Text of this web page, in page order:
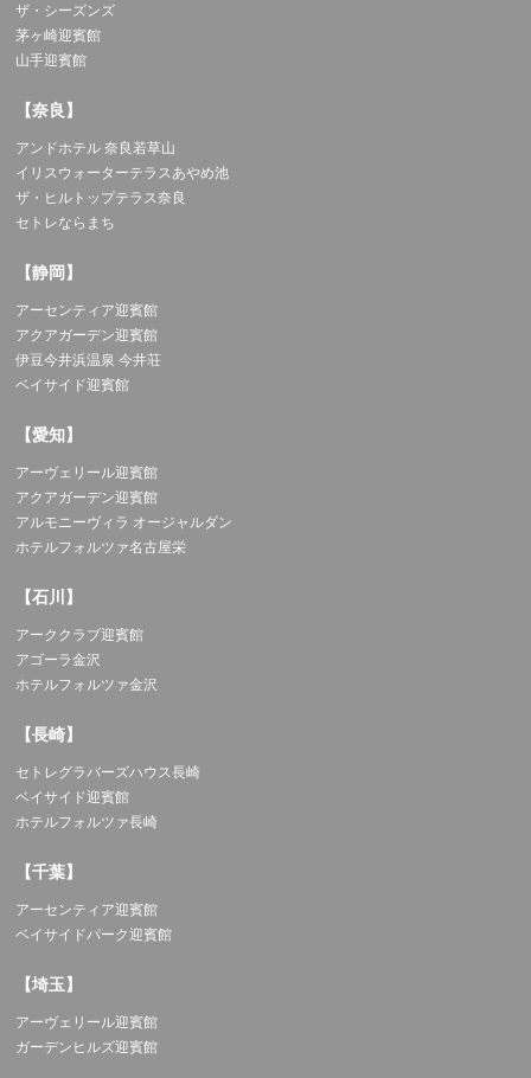
ザ・シーズンズ
茅ヶ崎迎賓館
山手迎賓館
【奈良】
アンドホテル 奈良若草山
イリスウォーターテラスあやめ池
ザ・ヒルトップテラス奈良
セトレならまち
【静岡】
アーセンティア迎賓館
アクアガーデン迎賓館
伊豆今井浜温泉 今井荘
ベイサイド迎賓館
【愛知】
アーヴェリール迎賓館
アクアガーデン迎賓館
アルモニーヴィラ オージャルダン
ホテルフォルツァ名古屋栄
【石川】
アーククラブ迎賓館
アゴーラ金沢
ホテルフォルツァ金沢
【長崎】
セトレグラバーズハウス長崎
ベイサイド迎賓館
ホテルフォルツァ長崎
【千葉】
アーセンティア迎賓館
ベイサイドパーク迎賓館
【埼玉】
アーヴェリール迎賓館
ガーデンヒルズ迎賓館